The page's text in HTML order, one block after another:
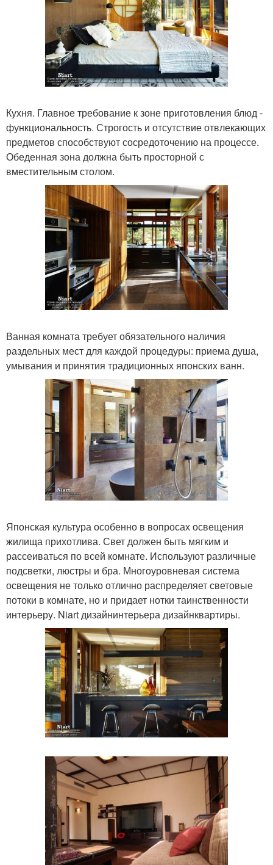
Кухня. Главное требование к зоне приготовления блюд -
функциональность. Строгость и отсутствие отвлекающих
предметов способствуют сосредоточению на процессе.
Обеденная зона должна быть просторной с
вместительным столом.
Ванная комната требует обязательного наличия
раздельных мест для каждой процедуры: приема душа,
умывания и принятия традиционных японских ванн.
Японская культура особенно в вопросах освещения
жилища прихотлива. Свет должен быть мягким и
рассеиваться по всей комнате. Используют различные
подсветки, люстры и бра. Многоуровневая система
освещения не только отлично распределяет световые
потоки в комнате, но и придает нотки таинственности
интерьеру. Niart дизайнинтерьера дизайнквартиры.